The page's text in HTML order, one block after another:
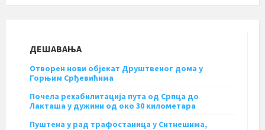
ДЕШАВАЊА
Отворен нови објекат Друштвеног дома у
Горњим Срђевићима
Почела рехабилитација пута од Српца до
Лакташа у дужини од око 30 километара
Пуштена у рад трафостаница у Ситнешима,